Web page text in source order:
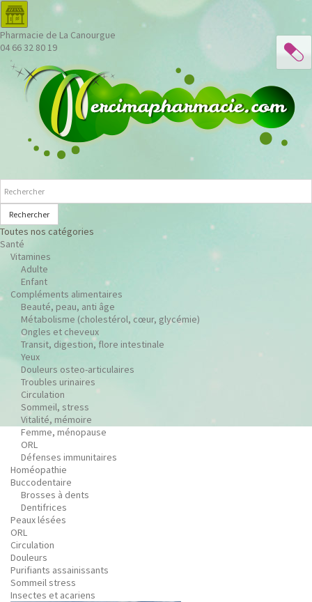
Pharmacie de La Canourgue
04 66 32 80 19
Rechercher
Toutes nos catégories
Santé
Vitamines
Adulte
Enfant
Compléments alimentaires
Beauté, peau, anti âge
Métabolisme (cholestérol, cœur, glycémie)
Ongles et cheveux
Transit, digestion, flore intestinale
Yeux
Douleurs osteo-articulaires
Troubles urinaires
Circulation
Sommeil, stress
Vitalité, mémoire
Femme, ménopause
ORL
Défenses immunitaires
Homéopathie
Buccodentaire
Brosses à dents
Dentifrices
Peaux lésées
ORL
Circulation
Douleurs
Purifiants assainissants
Sommeil stress
Insectes et acariens